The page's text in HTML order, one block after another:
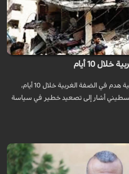
نفذت سلطات الاحتلال، 15 عملية هدم في الضفة الغربية خلال 10 أيام،
أشار إلى تصعيد خطير في سياسة